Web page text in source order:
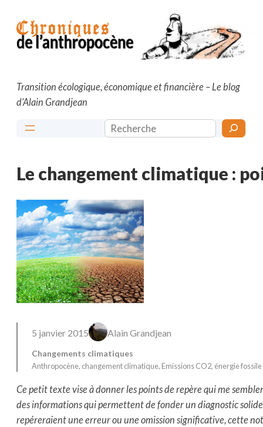
contenu
Transition écologique, économique et financière – Le blog
d’Alain Grandjean
Rechercher
Le changement climatique :
5 janvier 2015 Alain Grandjean
Changements climatiques
Anthropocène, changement climatique, Emissions CO2, énergie fossile
Ce petit texte vise à donner les points de repère qui me
des informations qui permettent de fonder un diagnostic
repéreraient une erreur ou une omission significative, cette